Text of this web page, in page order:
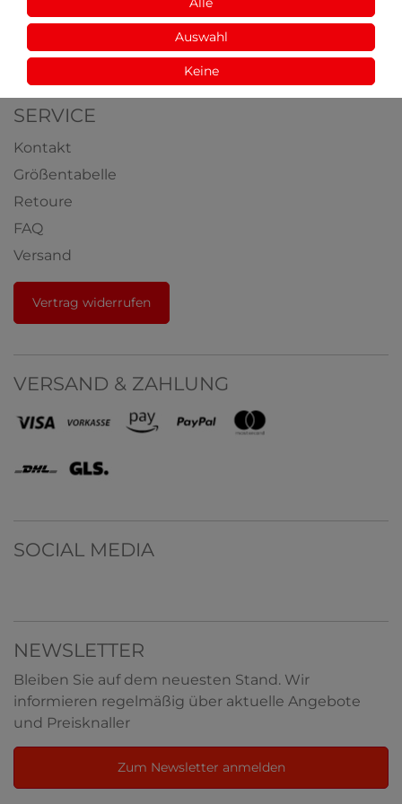
Videos
Auszeichnungen
SERVICE
Kontakt
Größentabelle
Retoure
FAQ
Versand
Vertrag widerrufen
VERSAND & ZAHLUNG
SOCIAL MEDIA
NEWSLETTER
Bleiben Sie auf dem neuesten Stand. Wir
informieren regelmäßig über aktuelle Angebote
und Preisknaller
Zum Newsletter anmelden
Auswahl
Keine